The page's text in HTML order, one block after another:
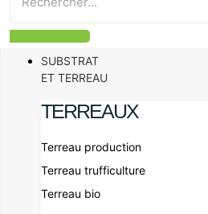
SUBSTRAT
ET TERREAU
TERREAUX
Terreau production
Terreau trufficulture
Terreau bio